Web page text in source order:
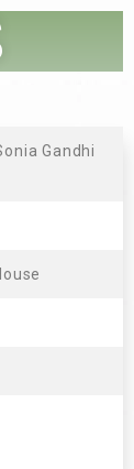
Gandhi